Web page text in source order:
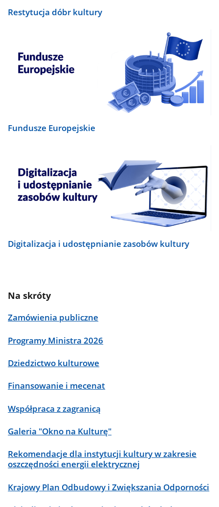
Restytucja dóbr kultury
Fundusze Europejskie
Digitalizacja i udostępnianie zasobów kultury
Na skróty
Zamówienia publiczne
Programy Ministra 2026
Dziedzictwo kulturowe
Finansowanie i mecenat
Współpraca z zagranicą
Galeria "Okno na Kulturę"
Rekomendacje dla instytucji kultury w zakresie
oszczędności energii elektrycznej
Krajowy Plan Odbudowy i Zwiększania Odporności